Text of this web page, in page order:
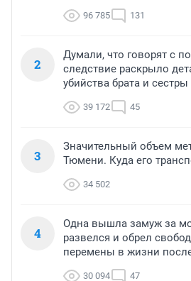
96 785 131
2
Думали, что говорят с
следствие раскрыло
убийства брата и
39 172 45
3
Значительный объем
Тюмени. Куда его
34 502
4
Одна вышла замуж за
развелся и обрел
перемены в жизни
30 094 47